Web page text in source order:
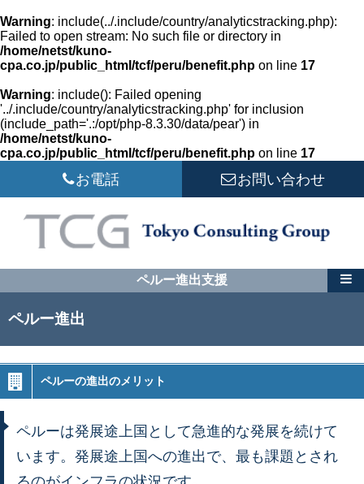
Warning: include(../.include/country/analyticstracking.php):
Failed to open stream: No such file or directory in
/home/netst/kuno-
cpa.co.jp/public_html/tcf/peru/benefit.php on line 17
Warning: include(): Failed opening
'../.include/country/analyticstracking.php' for inclusion
(include_path='.:/opt/php-8.3.30/data/pear') in
/home/netst/kuno-
cpa.co.jp/public_html/tcf/peru/benefit.php on line 17
お電話 お問い合わせ
ペルー進出支援
ペルー進出
ペルーの進出のメリット
ペルーは発展途上国として急進的な発展を続けて
います。発展途上国への進出で、最も課題とされ